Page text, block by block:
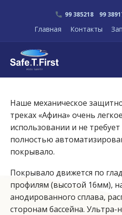
99 385218 99
Главная Контакты
Наше механическое
треках «Афина» очень
использовании и не требует
полностью
покрывало.
Покрывало движется по
профилям (высотой 16мм),
анодированного сплава,
сторонам бассейна.